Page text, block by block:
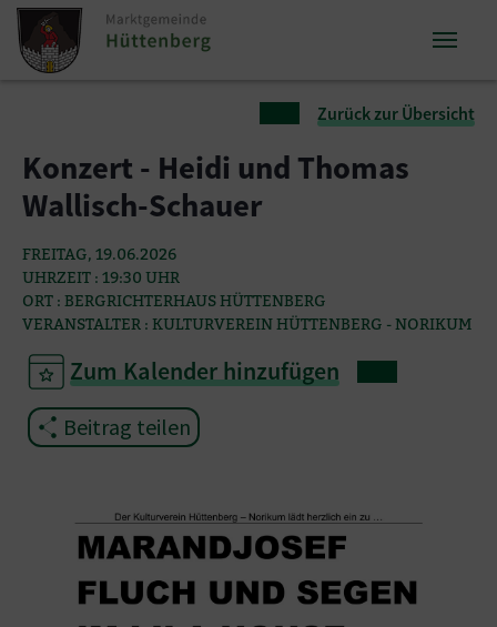
Zum Inhalt springen
Zum Seitenende springen
Zurück zur Übersicht
Konzert - Heidi und Thomas
Wallisch-Schauer
FREITAG, 19.06.2026
UHRZEIT : 19:30 UHR
ORT : BERGRICHTERHAUS HÜTTENBERG
VERANSTALTER : KULTURVEREIN HÜTTENBERG - NORIKUM
Zum Kalender hinzufügen
Beitrag teilen